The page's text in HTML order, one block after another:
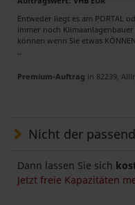
Entweder liegt es am PORTAL
immer noch
können wenn Sie etwas
Premium-Auftrag in 82239,
Nicht der
Dann lassen Sie sich
Jetzt freie Kapazitäten